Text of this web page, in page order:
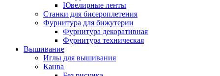
Ювелирные ленты
Станки для бисероплетения
Фурнитура для бижутерии
Фурнитура декоративная
Фурнитура техническая
Вышивание
Иглы для вышивания
Канва